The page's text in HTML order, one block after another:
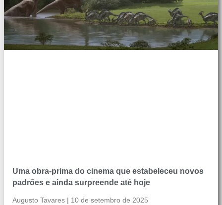
Uma obra-prima do cinema que estabeleceu novos
padrões e ainda surpreende até hoje
Augusto Tavares 10 de setembro de 2025